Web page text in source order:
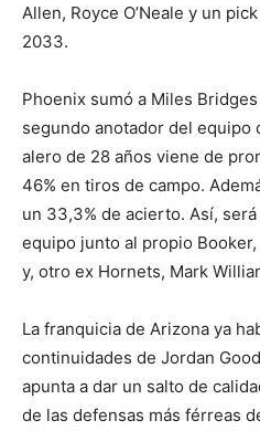
Allen, Royce O’Neale y un
2033.
Phoenix sumó a Miles
segundo anotador del equipo
alero de 28 años viene de
46% en tiros de campo.
un 33,3% de acierto. Así,
equipo junto al propio
y, otro ex Hornets, Mark
La franquicia de Arizona ya
continuidades de Jordan
apunta a dar un salto de
de las defensas más férreas